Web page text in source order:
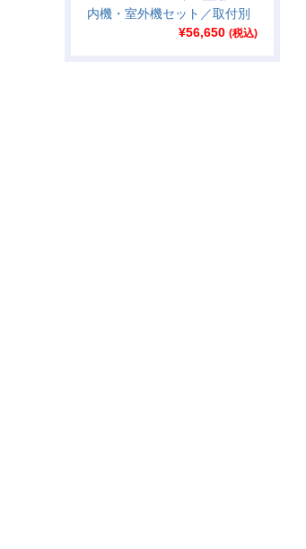
内機・室外機セット／取付別
¥56,650 (税込)